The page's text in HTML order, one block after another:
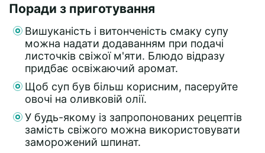
Поради з приготування
Вишуканість і витонченість смаку супу
можна надати додаванням при подачі
листочків свіжої м'яти. Блюдо відразу
придбає освіжаючий аромат.
Щоб суп був більш корисним, пасеруйте
овочі на оливковій олії.
У будь-якому із запропонованих рецептів
замість свіжого можна використовувати
заморожений шпинат.